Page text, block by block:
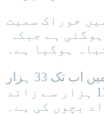
خوراک سمیت
ہے جبکہ
ہوگیا ہے۔
عرب میڈیا کے مطابق غزہ پر اسرائیلی حملوں میں اب تک 33 ہزار
سے زائد فلسطینی شہید ہو چکے ہیں جن میں 13 ہزار سے زائد
بچوں کی ہے۔